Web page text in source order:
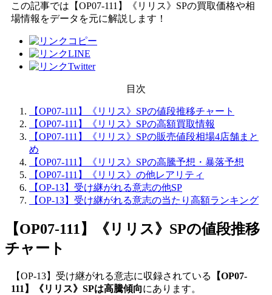
この記事では【OP07-111】《リリス》SPの買取価格や相
場情報をデータを元に解説します！
目次
【OP07-111】《リリス》SPの値段推移チャート
【OP07-111】《リリス》SPの高額買取情報
【OP07-111】《リリス》SPの販売値段相場4店舗まと
め
【OP07-111】《リリス》SPの高騰予想・暴落予想
【OP07-111】《リリス》の他レアリティ
【OP-13】受け継がれる意志の他SP
【OP-13】受け継がれる意志の当たり高額ランキング
【OP07-111】《リリス》SPの値段推移
チャート
【OP-13】受け継がれる意志に収録されている
【OP07-
111】《リリス》SPは高騰傾向にあります。